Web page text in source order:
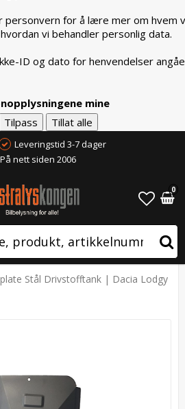
personvern for å lære mer om hvem
vi behandler personlig data.
ID og dato for henvendelser
mine
Tilpass Tillat alle
Leveringstid 3-7 dager
På nett siden 2006
0
Stål Drivstofftank | Dacia Lodgy